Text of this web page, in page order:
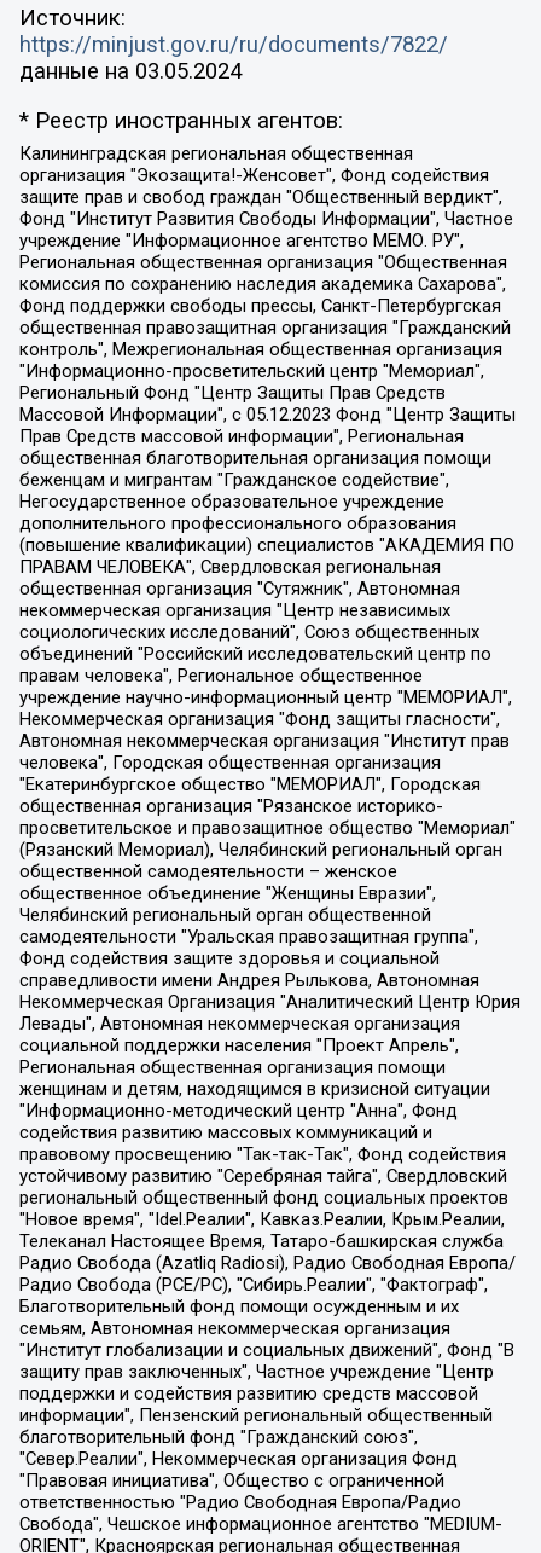
Источник:
https://minjust.gov.ru/ru/documents/7822/
данные на 03.05.2024
* Реестр иностранных агентов:
Калининградская региональная общественная организация "Экозащита!-Женсовет", Фонд содействия защите прав и свобод граждан "Общественный вердикт", Фонд "Институт Развития Свободы Информации", Частное учреждение "Информационное агентство МЕМО. РУ", Региональная общественная организация "Общественная комиссия по сохранению наследия академика Сахарова", Фонд поддержки свободы прессы, Санкт-Петербургская общественная правозащитная организация "Гражданский контроль", Межрегиональная общественная организация "Информационно-просветительский центр "Мемориал", Региональный Фонд "Центр Защиты Прав Средств Массовой Информации", с 05.12.2023 Фонд "Центр Защиты Прав Средств массовой информации", Региональная общественная благотворительная организация помощи беженцам и мигрантам "Гражданское содействие", Негосударственное образовательное учреждение дополнительного профессионального образования (повышение квалификации) специалистов "АКАДЕМИЯ ПО ПРАВАМ ЧЕЛОВЕКА", Свердловская региональная общественная организация "Сутяжник", Автономная некоммерческая организация "Центр независимых социологических исследований", Союз общественных объединений "Российский исследовательский центр по правам человека", Региональное общественное учреждение научно-информационный центр "МЕМОРИАЛ", Некоммерческая организация "Фонд защиты гласности", Автономная некоммерческая организация "Институт прав человека", Городская общественная организация "Екатеринбургское общество "МЕМОРИАЛ", Городская общественная организация "Рязанское историко-просветительское и правозащитное общество "Мемориал" (Рязанский Мемориал), Челябинский региональный орган общественной самодеятельности – женское общественное объединение "Женщины Евразии", Челябинский региональный орган общественной самодеятельности "Уральская правозащитная группа", Фонд содействия защите здоровья и социальной справедливости имени Андрея Рылькова, Автономная Некоммерческая Организация "Аналитический Центр Юрия Левады", Автономная некоммерческая организация социальной поддержки населения "Проект Апрель", Региональная общественная организация помощи женщинам и детям, находящимся в кризисной ситуации "Информационно-методический центр "Анна", Фонд содействия развитию массовых коммуникаций и правовому просвещению "Так-так-Так", Фонд содействия устойчивому развитию "Серебряная тайга", Свердловский региональный общественный фонд социальных проектов "Новое время", "Idel.Реалии", Кавказ.Реалии, Крым.Реалии, Телеканал Настоящее Время, Татаро-башкирская служба Радио Свобода (Azatliq Radiosi), Радио Свободная Европа/Радио Свобода (PCE/PC), "Сибирь.Реалии", "Фактограф", Благотворительный фонд помощи осужденным и их семьям, Автономная некоммерческая организация "Институт глобализации и социальных движений", Фонд "В защиту прав заключенных", Частное учреждение "Центр поддержки и содействия развитию средств массовой информации", Пензенский региональный общественный благотворительный фонд "Гражданский союз", "Север.Реалии", Некоммерческая организация Фонд "Правовая инициатива", Общество с ограниченной ответственностью "Радио Свободная Европа/Радио Свобода", Чешское информационное агентство "MEDIUM-ORIENT", Красноярская региональная общественная организация "Мы против СПИДа", Камалягин Денис Николаевич, Маркелов Сергей Евгеньевич, Пономарев Лев Александрович, Савицкая Людмила Алексеевна, Автономная некоммерческая организация "Центр по работе с проблемой насилия "НАСИЛИЮ.НЕТ", Межрегиональный профессиональный союз работников здравоохранения "Альянс врачей", Юридическое лицо, зарегистрированное в Латвийской Республике, SIA "Medusa Project" (регистрационный номер 40103797863, дата регистрации 10.06.2014), Некоммерческая организация "Фонд по борьбе с коррупцией", Автономная некоммерческая организация "Институт права и публичной политики", Баданин Роман Сергеевич, Гликин Максим Александрович, Железнова Мария Михайловна, Лукьянова Юлия Сергеевна, Маетная Елизавета Витальевна, Маняхин Петр Борисович, Чуракова Ольга Владимировна, Ярош Юлия Петровна, Юридическое лицо "The Insider SIA", зарегистрированное в Риге, Латвийская Республика (дата регистрации 26.06.2015), являющееся администратором доменного имени интернет-издания "The Insider SIA", https://theins.ru, Постернак Алексей Евгеньевич, Рубин Михаил Аркадьевич, Анин Роман Александрович, Юридическое лицо Istories fonds, зарегистрированное в Латвийской Республике (регистрационный номер 50008295751, дата регистрации 24.02.2020), Великовский Дмитрий Александрович, Долинина Ирина Николаевна, Мароховская Алеся Алексеевна, Шлейнов Роман Юрьевич, Шмагун Олеся Валентиновна, Общество с ограниченной ответственностью "Альтаир 2021", Общество с ограниченной ответственностью "Вега 2021", Общество с ограниченной ответственностью "Главный редактор 2021", Общество с ограниченной ответственностью "Ромашки монолит", Важенков Артем Валерьевич, Ивановская областная общественная организация "Центр гендерных исследований", Гурман Юрий Альбертович, Медиапроект "ОВД-Инфо", Егоров Владимир Владимирович, Жилинский Владимир Александрович, Общество с ограниченной ответственностью "ЗП", Иванова София Юрьевна, Карезина Инна Павловна, Кильтау Екатерина Викторовна, Петров Алексей Викторович, Пискунов Сергей Евгеньевич, Смирнов Сергей Сергеевич, Тихонов Михаил Сергеевич, Общество с ограниченной ответственностью "ЖУРНАЛИСТ-ИНОСТРАННЫЙ АГЕНТ", Арапова Галина Юрьевна, Вольтская Татьяна Анатольевна, Американская компания "Mason G.E.S. Anonymous Foundation" (США), являющаяся владельцем интернет-издания https://mnews.world/, Компания "Stichting Bellingcat", зарегистрированная в Нидерландах (дата регистрации 11.07.2018), Захаров Андрей Вячеславович, Клепиковская Екатерина Дмитриевна, Общество с ограниченной ответственностью "МЕМО", Перл Роман Александрович, Симонов Евгений Алексеевич, Соловьева Елена Анатольевна, Сотников Даниил Владимирович, Сурначева Елизавета Дмитриевна, Автономная некоммерческая организация по защите прав человека и информированию населения "Якутия – Наше Мнение", Общество с ограниченной ответственностью "Москоу диджитал медиа", с 26.01.2023 Общество с ограниченной ответственностью "Чайка Белые сады", Ветошкина Валерия Валерьевна, Заговора Максим Александрович, Межрегиональное общественное движение "Российская ЛГБТ - сеть", Оленичев Максим Владимирович, Павлов Иван Юрьевич, Скворцова Елена Сергеевна, Общество с ограниченной ответственностью "Как бы инагент", Кочетков Игорь Викторович, Общество с ограниченной ответственностью "Честные выборы", Еланчик Олег Александрович, Общество с ограниченной ответственностью "Нобелевский призыв", Гималова Регина Эмилевна, Григорьев Андрей Валерьевич, Григорьева Алина Александровна, Ассоциация по содействию защите прав призывников, альтернативнослужащих и военнослужащих "Правозащитная группа "Гражданин.Армия.Право", Хисамова Регина Фаритовна, Автономная некоммерческая организация по реализации социально-правовых программ "Лилит", Дальневосточное общественное движение "Маяк", Санкт-Петербургская ЛГБТ-инициативная группа "Выход", Инициативная группа ЛГБТ+ "Реверс", Алексеев Андрей Викторович, Бекбулатова Таисия Львовна, Беляев Иван Михайлович, Владыкина Елена Сергеевна, Гельман Марат Александрович, Никульшина Вероника Юрьевна, Толоконникова Надежда Андреевна, Шендерович Виктор Анатольевич, Общество с ограниченной ответственностью "Данное сообщение", Общество с ограниченной ответственностью Издательский дом "Новая глава", Айнбиндер Александра Александровна, Московский комьюнити-центр для ЛГБТ+инициатив, Благотворительный фонд развития филантропии, Deutsche Welle (Германия, Kurt-Schumacher-Strasse 3, 53113 Bonn), Борзунова Мария Михайловна, Воробьев Виктор Викторович, Голубева Анна Львовна, Константинова Алла Михайловна, Малкова Ирина Владимировна, Мурадов Мурад Абдулгалимович, Осетинская Елизавета Николаевна, Понасенков Евгений Николаевич, Ганапольский Матвей Юрьевич, Киселев Евгений Алексеевич, Борухович Ирина Григорьевна, Дремин Иван Тимофеевич, Дубровский Дмитрий Викторович, Красноярская региональная общественная организация поддержки и развития альтернативных образовательных технологий и межкультурных коммуникаций "ИНТЕРРА", Маяковская Екатерина Алексеевна, Фейгин Марк Захарович, Филимонов Андрей Викторович, Дзугкоева Регина Николаевна, Доброхотов Роман Александрович, Дудь Юрий Александрович, Елкин Сергей Владимирович, Кругликов Кирилл Игоревич, Сабунаева Мария Леонидовна, Семенов Алексей Владимирович, Шаинян Карен Багратович, Шульман Екатерина Михайловна, Асафьев Артур Валерьевич, Вахштайн Виктор Семенович, Венедиктов Алексей Алексеевич, Лушникова Екатерина Евгеньевна, Волков Леонид Михайлович, Невзоров Александр Глебович, Пархоменко Сергей Борисович, Сироткин Ярослав Николаевич, Кара-Мурза Владимир Владимирович, Баранова Наталья Владимировна, Гозман Леонид Яковлевич, Кагарлицкий Борис Юльевич, Климарев Михаил Валерьевич, Милов Владимир Станиславович, Автономная некоммерческая организация Краснодарский центр современного искусства "Типография", Моргенштерн Алишер Тагирович, Соболь Любовь Эдуардовна, Общество с ограниченной ответственностью "ЛИЗА НОРМ", Каспаров Гарри Кимович, Ходорковский Михаил Борисович, Общество с ограниченной ответственностью "Апрельские тезисы", Данилович Ирина Брониславовна, Кашин Олег Владимирович, Петров Николай Владимирович, Пивоваров Алексей Владимирович, Соколов Михаил Владимирович, Цветкова Юлия Владимировна, Чичваркин Евгений Александрович, Комитет против пыток/Команда против пыток, Общество с ограниченной ответственностью "Первый научный", Общество с ограниченной ответственностью "Вертолет и ко", Белоцерковская Вероника Борисовна, Кац Максим Евгеньевич, Лазарева Татьяна Юрьевна, Шаведдинов Руслан Табризович, Яшин Илья Валерьевич, Общество с ограниченной ответственностью "Иноагент ААВ", Алешковский Дмитрий Петрович, Альбац Евгения Марковна, Быков Дмитрий Львович, Галямина Юлия Евгеньевна, Лойко Сергей Леонидович, Мартынов Кирилл Константинович, Медведев Сергей Александрович, Крашенинников Федор Геннадиевич, Гордеева Катерина Вл